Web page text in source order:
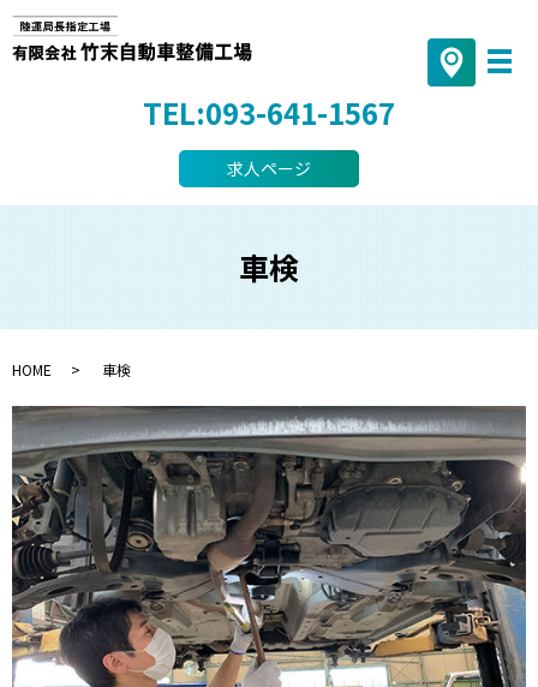
TEL:093-641-1567
求人ページ
車検
HOME 車検